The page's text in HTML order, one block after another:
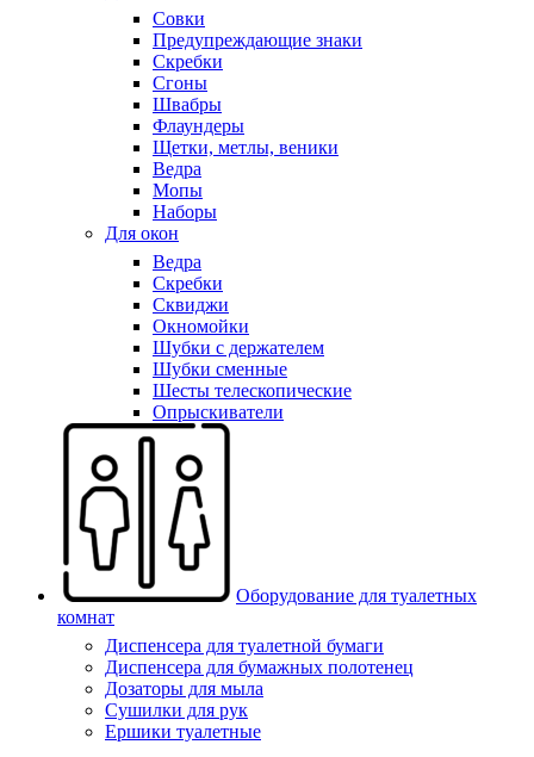
Совки
Предупреждающие знаки
Скребки
Сгоны
Швабры
Флаундеры
Щетки, метлы, веники
Ведра
Мопы
Наборы
Для окон
Ведра
Скребки
Сквиджи
Окномойки
Шубки с держателем
Шубки сменные
Шесты телескопические
Опрыскиватели
Оборудование для туалетных
комнат
Диспенсера для туалетной бумаги
Диспенсера для бумажных полотенец
Дозаторы для мыла
Сушилки для рук
Ершики туалетные